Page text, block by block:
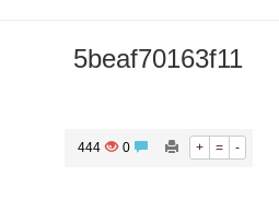
5beaf70163f11
+ = -
0
444